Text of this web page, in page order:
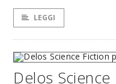
LEGGI
Delos